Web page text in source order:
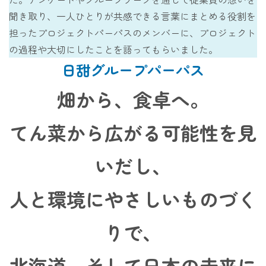
事業所一覧
北海道での暮らし
社内制度
キャリア形成（教育研修等）
聞き取り、一人ひとりが共感できる言葉にまとめる役割を
担ったプロジェクトパーパスのメンバーに、プロジェクト
の過程や大切にしたことを語ってもらいました。
日甜グループパーパス
畑から、食卓へ。
てん菜から広がる可能性を見
いだし、
人と環境にやさしいものづく
りで、